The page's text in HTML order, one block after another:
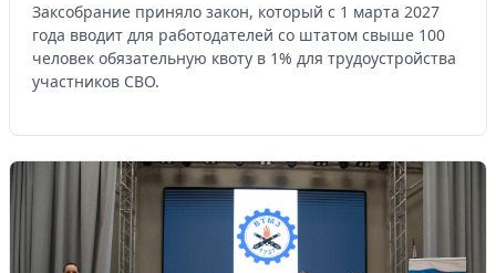
Заксобрание приняло закон, который с 1 марта 2027
года вводит для работодателей со штатом свыше 100
человек обязательную квоту в 1% для трудоустройства
участников СВО.